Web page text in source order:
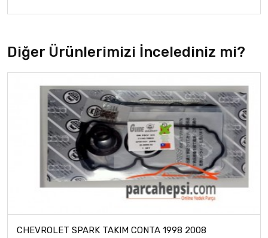
Diğer Ürünlerimizi İncelediniz mi?
CHEVROLET SPARK TAKIM CONTA 1998 2008